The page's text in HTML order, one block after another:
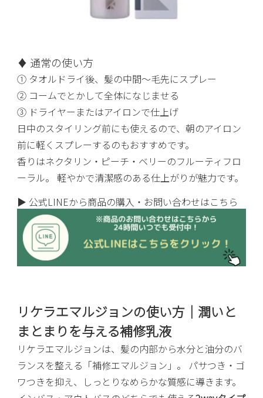
♦ 通常の使い方
① タオルドライ後、髪の中間～毛先にスプレー
② コームでとかして全体になじませる
③ ドライヤーまたはアイロンで仕上げ
日中のスタイリング前にも使えるので、朝のアイロン
前に軽くスプレーするのもおすすめです。
香りはネクタリン・ピーチ・ベリーのフルーティフロ
ーラル。 軽やかで清潔感のある仕上がりが魅力です。
▶ 公式LINEから商品の購入・お問い合わせはこちら
リケラエマルジョンの使い方｜潤いと
まとまりを与える補修乳液
リケラエマルジョンは、髪の内部から水分と油分のバ
ランスを整える「補修エマルジョン」。 パサつき・ゴ
ワつきを抑え、しっとりなめらかな質感に導きます。